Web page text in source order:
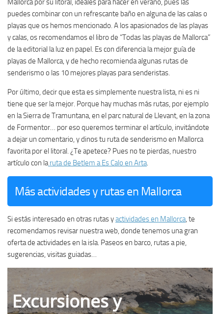
puedes combinar con un refrescante baño en alguna de las calas o
playas que os hemos mencionado. A los apasionados de las playas
y calas, os recomendamos el libro de “Todas las playas de Mallorca”
de la editorial la luz en papel. Es con diferencia la mejor guía de
playas de Mallorca, y de hecho recomienda algunas rutas de
senderismo o las 10 mejores playas para senderistas.
Por último, decir que esta es simplemente nuestra lista, ni es ni
tiene que ser la mejor. Porque hay muchas más rutas, por ejemplo
en la Sierra de Tramuntana, en el parc natural de Llevant, en la zona
de Formentor… por eso queremos terminar el artículo, invitándote
a dejar un comentario, y dinos tu ruta de senderismo en Mallorca
favorita por el litoral. ¿Te apetece? Pues no te pierdas, nuestro
artículo con la ruta de Betlem a Es Calo en Arta
Más actividades y rutas en Mallorca
Si estás interesado en otras rutas yactividades en Mallorca , te
recomendamos revisar nuestra web, donde tenemos una gran
oferta de actividades en la isla. Paseos en barco, rutas a pie,
sugerencias, visitas guiadas…
Excursiones y